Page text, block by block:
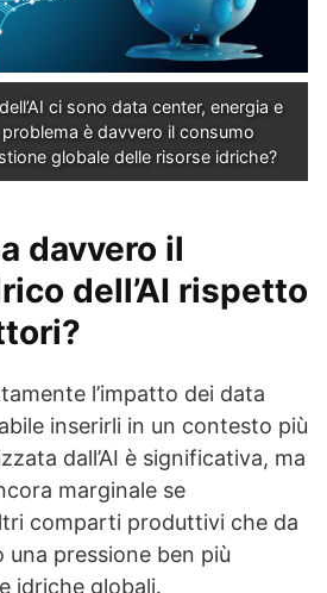
ci sono data center, energia e
è davvero il consumo
globale delle risorse idriche?
davvero il
dell’AI rispetto
l’impatto dei data
inserirli in un contesto più
dall’AI è significativa, ma
marginale se
comparti produttivi che da
una pressione ben più
idriche globali.